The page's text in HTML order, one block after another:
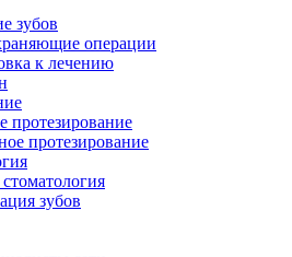
зубов
операции
к лечению
протезирование
протезирование
зубов